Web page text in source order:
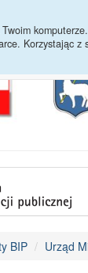
Korzystając z
BIP Urząd